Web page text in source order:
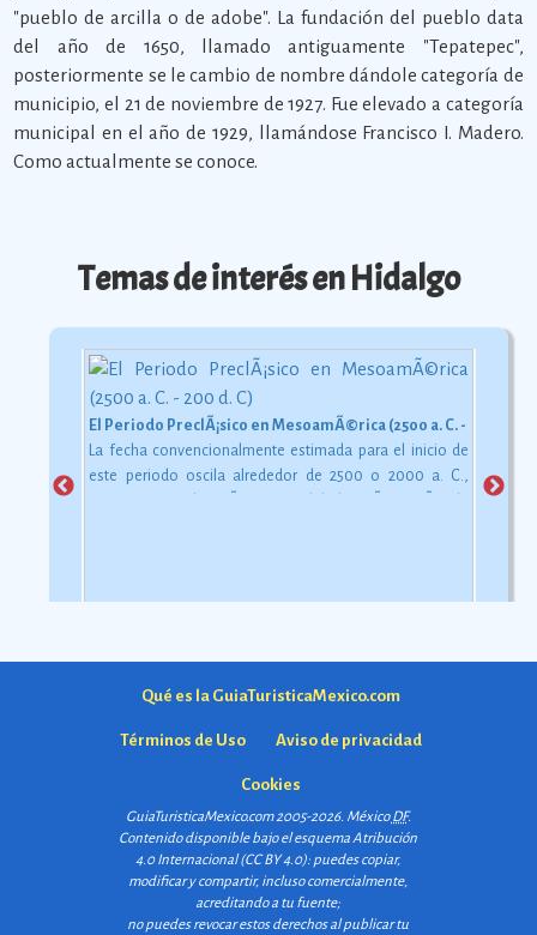
"pueblo de arcilla o de adobe". La fundación del pueblo data
del año de 1650, llamado antiguamente "Tepatepec",
posteriormente se le cambio de nombre dándole categoría de
municipio, el 21 de noviembre de 1927. Fue elevado a categoría
municipal en el año de 1929, llamándose Francisco I. Madero.
Como actualmente se conoce.
Temas de interés en Hidalgo
El Periodo PreclÃ¡sico en MesoamÃ©rica (2500 a. C. - 200 d. C)
La fecha convencionalmente estimada para el inicio de
este periodo oscila alrededor de 2500 o 2000 a. C.,
Qué es la GuiaTuristicaMexico.com
Términos de Uso Aviso de privacidad
Cookies
GuiaTuristicaMexico.com 2005-2026. MéxicoDF.
Contenido disponible bajo el esquemaAtribución
4.0 Internacional (CC BY 4.0): puedes copiar,
modificar y compartir, incluso comercialmente,
acreditando a tu fuente;
no puedes revocar estos derechos al publicar tu